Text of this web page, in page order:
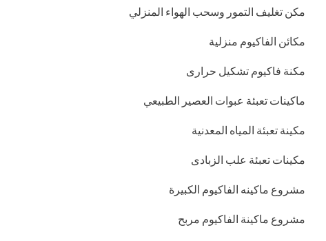
مكن تغليف التمور وسحب الهواء المنزلي
مكائن الفاكيوم منزلية
مكنة فاكيوم تشكيل حرارى
ماكينات تعبئة عبوات العصير الطبيعي
مكينة تعبئة المياه المعدنية
مكينات تعبئة علب الزبادى
مشروع ماكينه الفاكيوم الكبيرة
مشروع ماكينة الفاكيوم مربح